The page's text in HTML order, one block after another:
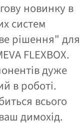
новинку в
систем
рішення" для
FLEXBOX.
дуже
в роботі.
всього
димохід.